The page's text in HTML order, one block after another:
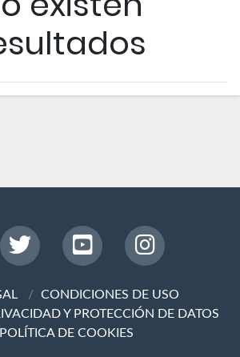
CONDICIONES DE USO
Y PROTECCIÓN DE DATOS
POLÍTICA DE COOKIES